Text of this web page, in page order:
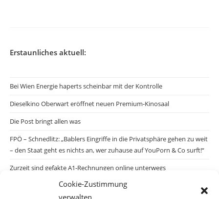
Cookie-Zustimmung
verwalten
Erstaunliches aktuell:
Bei Wien Energie haperts scheinbar mit der Kontrolle
Dieselkino Oberwart eröffnet neuen Premium-Kinosaal
Die Post bringt allen was
FPÖ – Schnedlitz: „Bablers Eingriffe in die Privatsphäre gehen zu weit
– den Staat geht es nichts an, wer zuhause auf YouPorn & Co surft!“
Zurzeit sind gefakte A1-Rechnungen online unterwegs
Salzburgs Juden und ihre Sicherheit: „Erst nach einem Anschlag wäre
die Gefahr endlich konkret!“